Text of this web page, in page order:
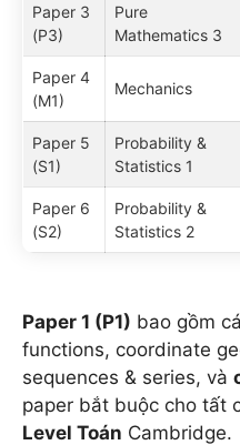
Paper 3
(P3)
Pure
Mathematics 3
Paper 4
(M1)
Mechanics
Paper 5
(S1)
Probability &
Statistics 1
Paper 6
(S2)
Probability &
Statistics 2
Paper 1 (P1) bao gồm
functions, coordinate
sequences & series, và
paper bắt buộc cho tất
Level Toán Cambridge.